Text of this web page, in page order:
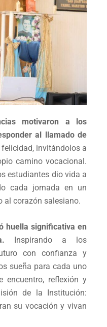
motivaron a los
al llamado de
invitándolos a
camino vocacional.
estudiantes dio vida a
cada jornada en un
al corazón salesiano.
huella significativa en
Inspirando a los
con confianza y
sueña para cada uno
encuentro, reflexión y
de la Institución:
su vocación y vivan